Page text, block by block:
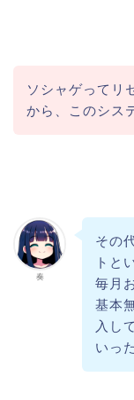
ソシャゲってリ
から、このシス
奏
その
トと
毎月
基本
入し
いっ